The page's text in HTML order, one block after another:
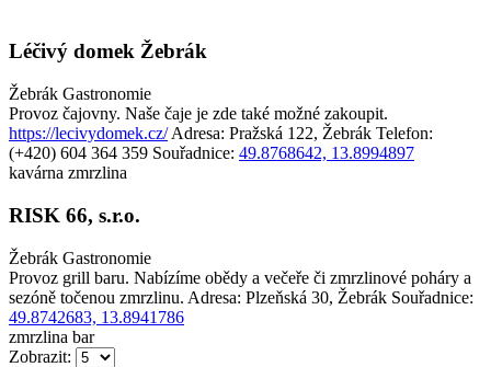
Léčivý domek Žebrák
Žebrák Gastronomie
Provoz čajovny. Naše čaje je zde také možné zakoupit.
https://lecivydomek.cz/ Adresa: Pražská 122, Žebrák Telefon:
(+420) 604 364 359 Souřadnice: 49.8768642, 13.8994897
kavárna zmrzlina
RISK 66, s.r.o.
Žebrák Gastronomie
Provoz grill baru. Nabízíme obědy a večeře či zmrzlinové poháry a
sezóně točenou zmrzlinu. Adresa: Plzeňská 30, Žebrák Souřadnice:
49.8742683, 13.8941786
zmrzlina bar
Zobrazit: